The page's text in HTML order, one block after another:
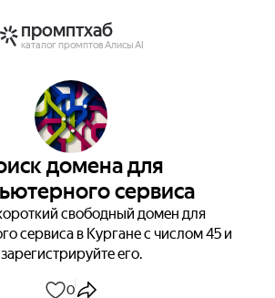
промптхаб
каталог промптов Алисы AI
домена для
сервиса
свободный домен для
сервиса в Кургане с числом 45 и
зарегистрируйте его.
0